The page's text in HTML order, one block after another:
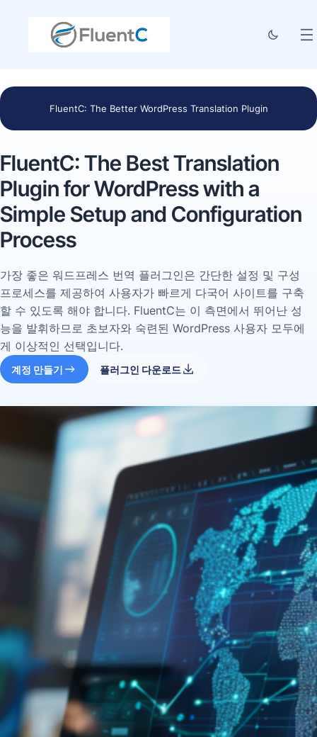
FluentC: The Better WordPress Translation Plugin
FluentC: The Best Translation
Plugin for WordPress with a
Simple Setup and Configuration
Process
가장 좋은 워드프레스 번역 플러그인은 간단한 설정 및 구성
프로세스를 제공하여 사용자가 빠르게 다국어 사이트를 구축
할 수 있도록 해야 합니다. FluentC는 이 측면에서 뛰어난 성
능을 발휘하므로 초보자와 숙련된 WordPress 사용자 모두에
게 이상적인 선택입니다.
계정 만들기 플러그인 다운로드